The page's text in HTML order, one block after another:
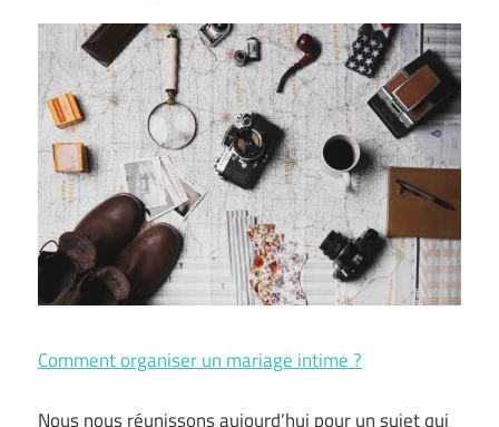
Comment organiser un mariage intime ?
Nous nous réunissons aujourd’hui pour un sujet qui